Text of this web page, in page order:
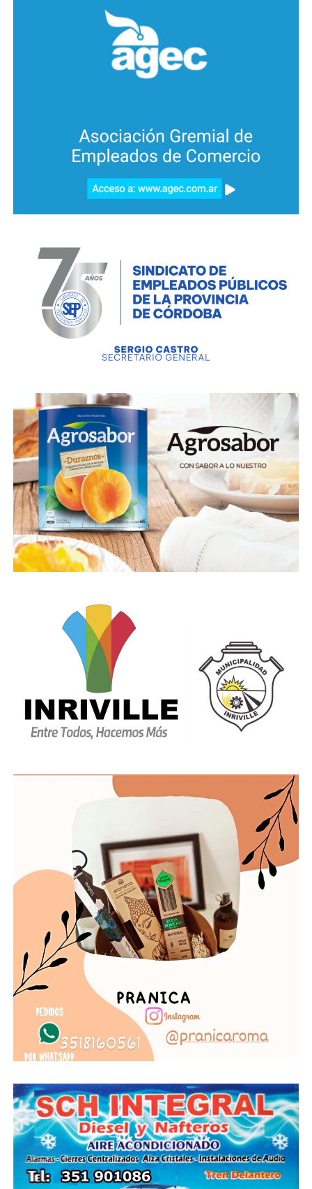
elemento utilizado para intentar concretar el ilícito.
Finalmente, el detenido fue trasladado a la comisaría
y quedó a disposición de la Justicia, junto con lo
antecedentes tras resistirse y huir
por los techos en Saldán
En las últimas horas, personal policial se hizo
presente en calle Mariano Moreno al 80, en Bº San
Francisco, donde procedió a la detención de un
antecedentes delictivos, entre ellos hurto, robo,
daños y violación de domicilio.
Momentos antes los efectivos habían identificado al
sujeto, quien fue señalado como presunto autor de
un ilícito ocurrido el día de ayer. Al intentar realizar
el control, el individuo opuso resistencia, agredió al
La persecución continuó hasta el patio de un
domicilio del sector, cuyo propietario autorizó el
ingreso de los uniformados. En ese lugar, lograron
retener al hombre, quien nuevamente se resistió e
intentó agredir físicamente a los efectivos, por lo
que finalmente fue reducido y aprehendido.
El detenido fue trasladado a sede policial y quedó a
disposición de la Justicia.